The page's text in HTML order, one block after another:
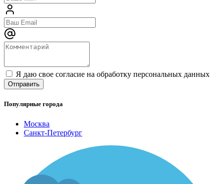
Я даю свое согласие на обработку персональных данных
Популярные города
Москва
Санкт-Петербург